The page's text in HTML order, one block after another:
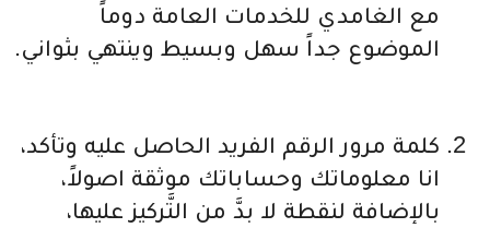
مع الغامدي للخدمات العامة دوماً
الموضوع جداً سهل وبسيط وينتهي بثواني.
كلمة مرور الرقم الفريد الحاصل عليه وتأكد،
انا معلوماتك وحساباتك موثقة اصولاً،
بالإضافة لنقطة لا بدَّ من التَّركيز عليها،